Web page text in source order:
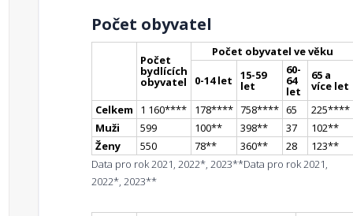
Počet obyvatel
Počet
bydlících
obyvatel
Počet obyvatel ve věku
0-14 let 15-59
let
60-
64
let
65 a
více let
Celkem
1 160**** 178**** 758**** 65 225****
Muži
599 100** 398** 37 102**
Ženy
550 78** 360** 28 123**
Data pro rok 2021, 2022*, 2023**Data pro rok 2021,
2022*, 2023**